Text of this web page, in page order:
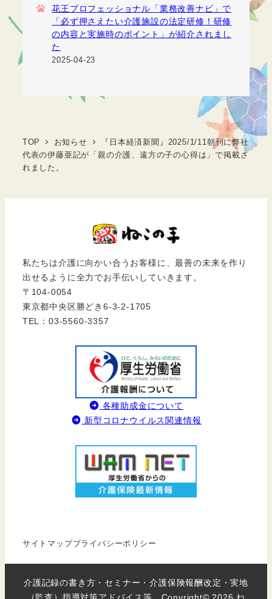
花王プロフェッショナル「業務改善ナビ」で
「必ず押さえたい介護施設の法定研修！研修
の内容と実施時のポイント」が紹介されまし
た
2025-04-23
TOP お知らせ
『日本経済新聞』2025/1/11朝刊に弊社
代表の伊藤亜記が「親の介護、遠方の子の心得は」で掲載さ
れました。
私たちは介護に向かい合うお客様に、最善の未来を作り
出せるように全力でお手伝いしていきます。
〒104-0054
東京都中央区勝どき6-3-2-1705
TEL：03-5560-3357
各種助成金について
新型コロナウイルス関連情報
サイトマッププライバシーポリシー
介護記録の書き方・セミナー・介護保険報酬改定・実地